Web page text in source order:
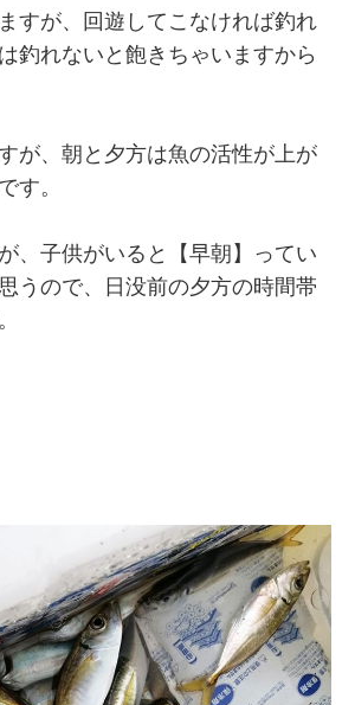
すが、回遊してこなければ釣れ
釣れないと飽きちゃいますから
が、朝と夕方は魚の活性が上が
す。
、子供がいると【早朝】ってい
うので、日没前の夕方の時間帯